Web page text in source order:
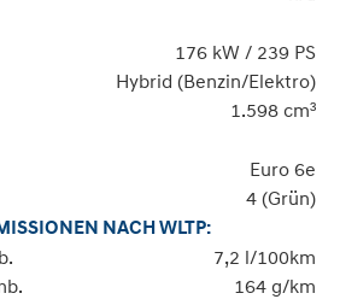
176 kW / 239 PS
Hybrid (Benzin/Elektro)
1.598 cm³
Euro 6e
4 (Grün)
NACH WLTP:
7,2 l/100km
164 g/km